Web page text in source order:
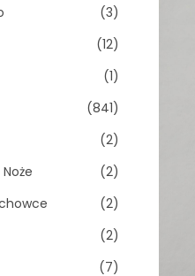
(3)
(12)
(1)
(841)
(2)
(2)
(2)
(2)
(7)